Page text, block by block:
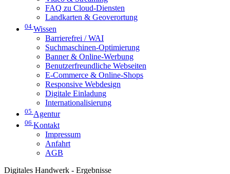
FAQ zu Cloud-Diensten
Landkarten & Geoverortung
04 Wissen
Barrierefrei / WAI
Suchmaschinen-Optimierung
Banner & Online-Werbung
Benutzerfreundliche Webseiten
E-Commerce & Online-Shops
Responsive Webdesign
Digitale Einladung
Internationalisierung
05 Agentur
06 Kontakt
Impressum
Anfahrt
AGB
Digitales Handwerk - Ergebnisse